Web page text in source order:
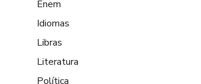
Enem
Idiomas
Libras
Literatura
Política